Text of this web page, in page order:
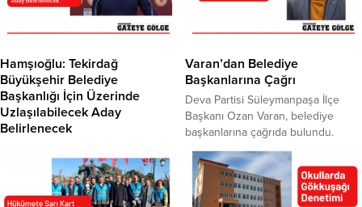
Hamşıoğlu: Tekirdağ
Büyükşehir Belediye
Başkanlığı İçin Üzerinde
Uzlaşılabilecek Aday
Belirlenecek
girilmesi yönündeki eleştirilere
yönelik açıklamalarda bulunan İYİ
Parti Genel Başkan Yardımcısı ve
Varan’dan Belediye
Başkanlarına Çağrı
Deva Partisi Süleymanpaşa İlçe
Başkanı Ozan Varan, belediye
başkanlarına çağrıda bulundu.
Tekirdağ için ortak akılla hareket
edilmesi gerektiğini söyleyen
Varan, yapmış oldukları tüm
çalışmaları belediyeler ile